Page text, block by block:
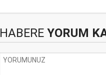
HABERE YORUM